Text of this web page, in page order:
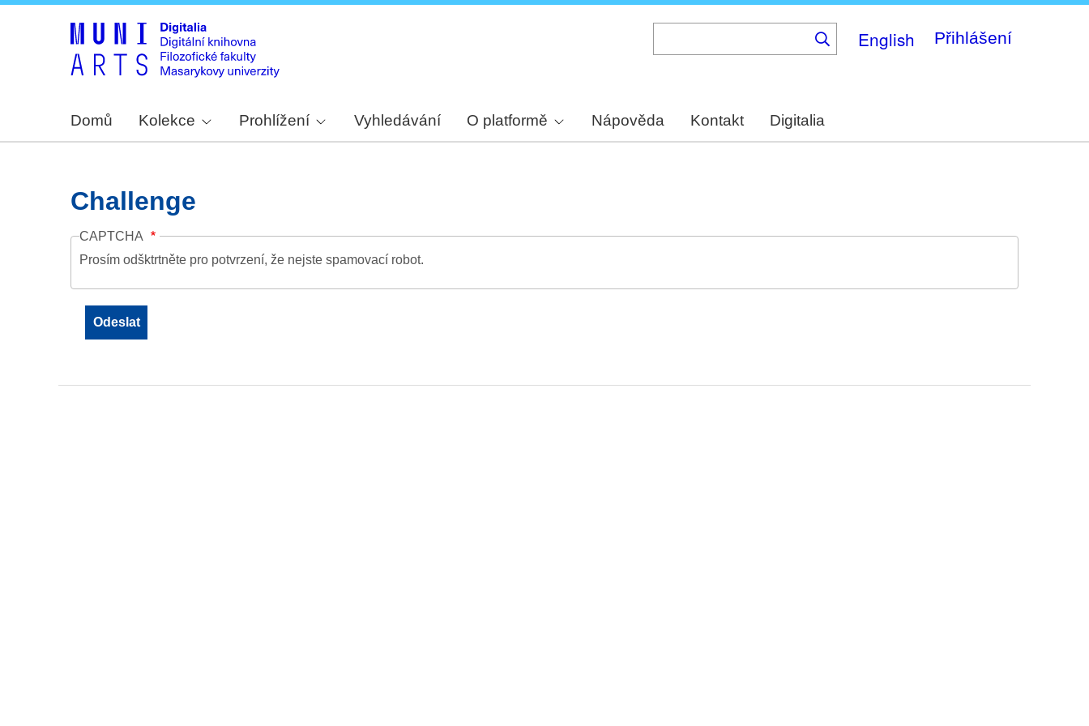
English Přihlášení
Domů Kolekce Prohlížení Vyhledávání O platformě Nápověda Kontakt Digitalia
Challenge
CAPTCHA
Prosím odšktrtněte pro potvrzení, že nejste spamovací robot.